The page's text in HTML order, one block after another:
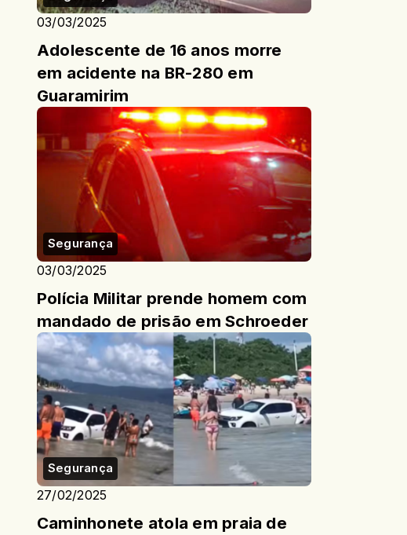
03/03/2025
Adolescente de 16 anos morre
em acidente na BR-280 em
Guaramirim
Segurança
03/03/2025
Polícia Militar prende homem com
mandado de prisão em Schroeder
Segurança
27/02/2025
Caminhonete atola em praia de